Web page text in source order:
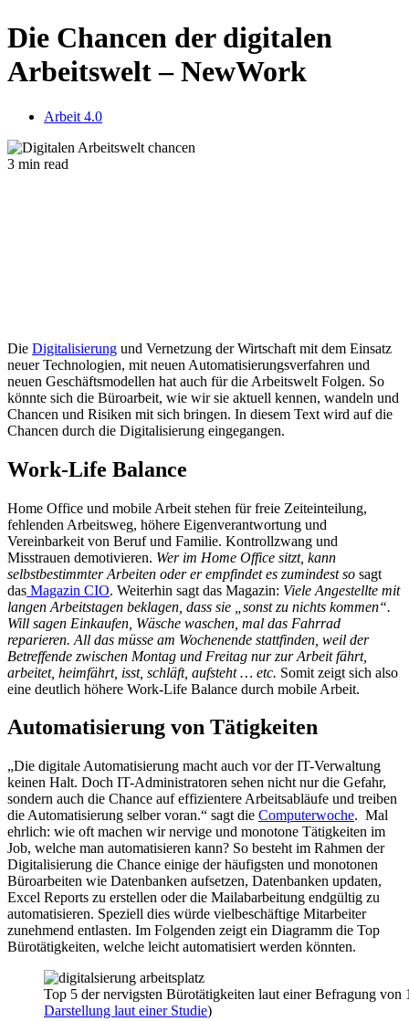
Die Chancen der digitalen
Arbeitswelt – NewWork
Arbeit 4.0
3 min read
Die Digitalisierung und Vernetzung der Wirtschaft mit dem Einsatz
neuer Technologien, mit neuen Automatisierungsverfahren und
neuen Geschäftsmodellen hat auch für die Arbeitswelt Folgen. So
könnte sich die Büroarbeit, wie wir sie aktuell kennen, wandeln und
Chancen und Risiken mit sich bringen. In diesem Text wird auf die
Chancen durch die Digitalisierung eingegangen.
Work-Life Balance
Home Office und mobile Arbeit stehen für freie Zeiteinteilung,
fehlenden Arbeitsweg, höhere Eigenverantwortung und
Vereinbarkeit von Beruf und Familie. Kontrollzwang und
Misstrauen demotivieren. Wer im Home Office sitzt, kann
selbstbestimmter Arbeiten oder er empfindet es zumindest so sagt
das Magazin CIO. Weiterhin sagt das Magazin: Viele Angestellte mit
langen Arbeitstagen beklagen, dass sie „sonst zu nichts kommen“.
Will sagen Einkaufen, Wäsche waschen, mal das Fahrrad
reparieren. All das müsse am Wochenende stattfinden, weil der
Betreffende zwischen Montag und Freitag nur zur Arbeit fährt,
arbeitet, heimfährt, isst, schläft, aufsteht … etc. Somit zeigt sich also
eine deutlich höhere Work-Life Balance durch mobile Arbeit.
Automatisierung von Tätigkeiten
„Die digitale Automatisierung macht auch vor der IT-Verwaltung
keinen Halt. Doch IT-Administratoren sehen nicht nur die Gefahr,
sondern auch die Chance auf effizientere Arbeitsabläufe und treiben
die Automatisierung selber voran.“ sagt die Computerwoche. Mal
ehrlich: wie oft machen wir nervige und monotone Tätigkeiten im
Job, welche man automatisieren kann? So besteht im Rahmen der
Digitalisierung die Chance einige der häufigsten und monotonen
Büroarbeiten wie Datenbanken aufsetzen, Datenbanken updaten,
Excel Reports zu erstellen oder die Mailabarbeitung endgültig zu
automatisieren. Speziell dies würde vielbeschäftige Mitarbeiter
zunehmend entlasten. Im Folgenden zeigt ein Diagramm die Top
Bürotätigkeiten, welche leicht automatisiert werden könnten.
Top 5 der nervigsten Bürotätigkeiten laut einer Befragung von
Darstellung laut einer Studie)